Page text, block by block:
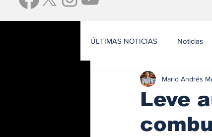
ÚLTIMAS NOTICIAS Noticias
Leve
Mario Andrés